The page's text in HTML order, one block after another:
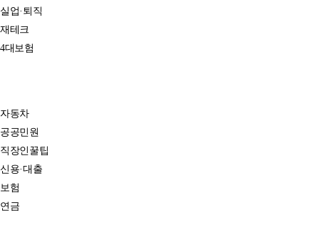
실업·퇴직
재테크
4대보험
자동차
공공민원
직장인꿀팁
신용·대출
보험
연금